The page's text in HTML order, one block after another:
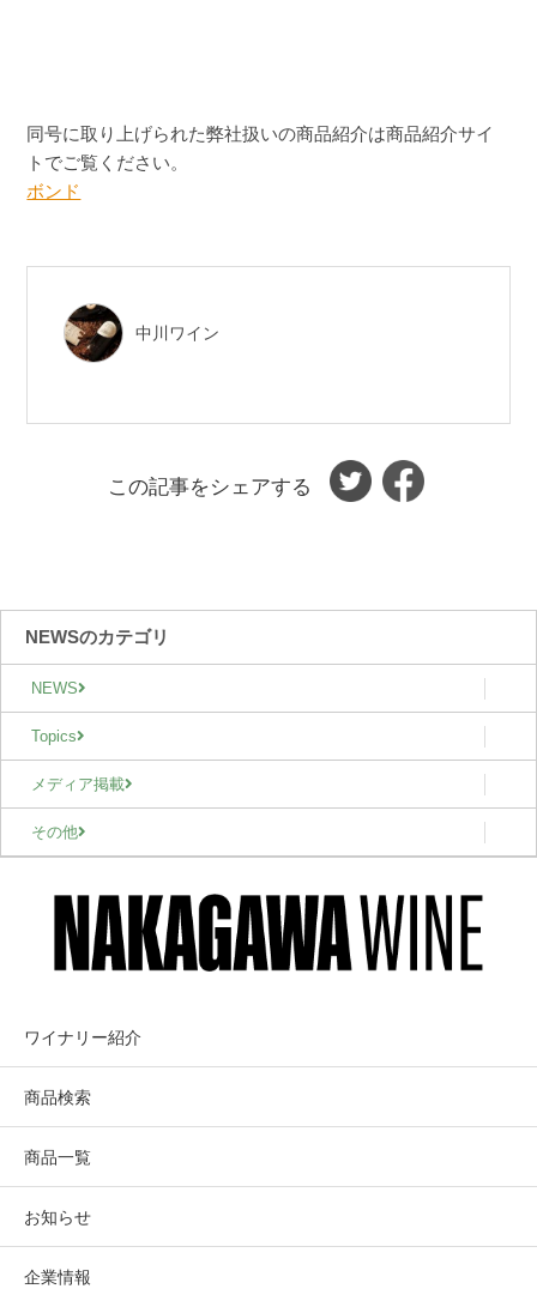
NEWSのカテゴリ
NEWS
Topics
メディア掲載
その他
同号に取り上げられた弊社扱いの商品紹介は商品紹介サイ
トでご覧ください。
ボンド
中川ワイン
この記事をシェアする
ワイナリー紹介
商品検索
商品一覧
お知らせ
企業情報